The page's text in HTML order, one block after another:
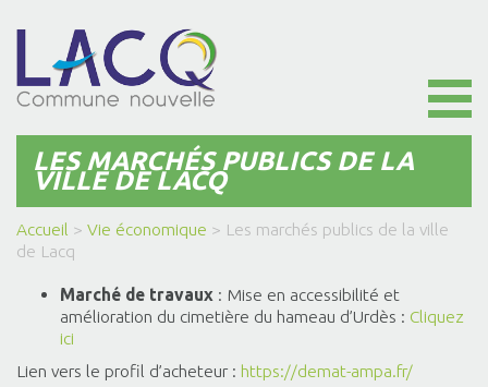
LES MARCHÉS PUBLICS DE LA
VILLE DE LACQ
Accueil > Vie économique > Les marchés publics de la ville
de Lacq
Marché de travaux : Mise en accessibilité et
amélioration du cimetière du hameau d’Urdès : Cliquez
ici
Lien vers le profil d’acheteur : https://demat-ampa.fr/